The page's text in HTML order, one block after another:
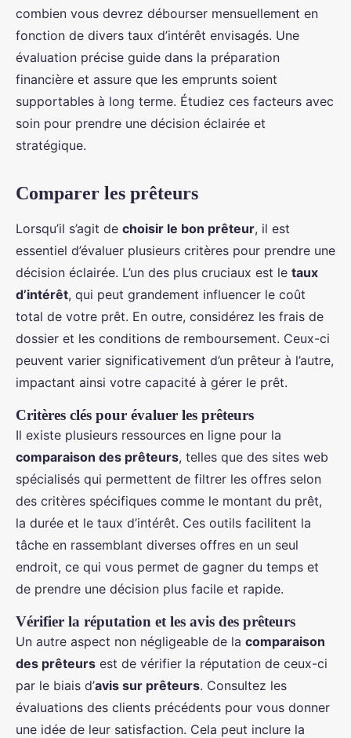
combien vous devrez débourser mensuellement en
fonction de divers taux d’intérêt envisagés. Une
évaluation précise guide dans la préparation
financière et assure que les emprunts soient
supportables à long terme. Étudiez ces facteurs avec
soin pour prendre une décision éclairée et
stratégique.
Comparer les prêteurs
Lorsqu’il s’agit de choisir le bon prêteur, il est
essentiel d’évaluer plusieurs critères pour prendre une
décision éclairée. L’un des plus cruciaux est le taux
d’intérêt, qui peut grandement influencer le coût
total de votre prêt. En outre, considérez les frais de
dossier et les conditions de remboursement. Ceux-ci
peuvent varier significativement d’un prêteur à l’autre,
impactant ainsi votre capacité à gérer le prêt.
Critères clés pour évaluer les prêteurs
Il existe plusieurs ressources en ligne pour la
comparaison des prêteurs, telles que des sites web
spécialisés qui permettent de filtrer les offres selon
des critères spécifiques comme le montant du prêt,
la durée et le taux d’intérêt. Ces outils facilitent la
tâche en rassemblant diverses offres en un seul
endroit, ce qui vous permet de gagner du temps et
de prendre une décision plus facile et rapide.
Vérifier la réputation et les avis des prêteurs
Un autre aspect non négligeable de la comparaison
des prêteurs est de vérifier la réputation de ceux-ci
par le biais d’avis sur prêteurs. Consultez les
évaluations des clients précédents pour vous donner
une idée de leur satisfaction. Cela peut inclure la